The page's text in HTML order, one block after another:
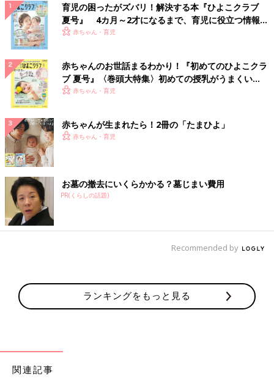
育児の困ったがズバリ！解決する本『ひよこクラブ
夏号』 4カ月～2才になるまで、育児に役立つ情報が
いっぱい！
赤ちゃん・育児
赤ちゃんのお世話まるわかり！『初めてのひよこクラ
ブ 夏号』〈巻頭大特集〉初めての授乳がうまくい
く！ おっぱい・ミルクの基本と夏のトラブル 解決テ
赤ちゃん・育児
赤ちゃんが生まれたら！2冊の「たまひよ」
赤ちゃん・育児
お墓の撤去にいくらかかる？墓じまい費用
PR(くらしの話題)
Recommended by
ランキングをもっと見る
関連記事